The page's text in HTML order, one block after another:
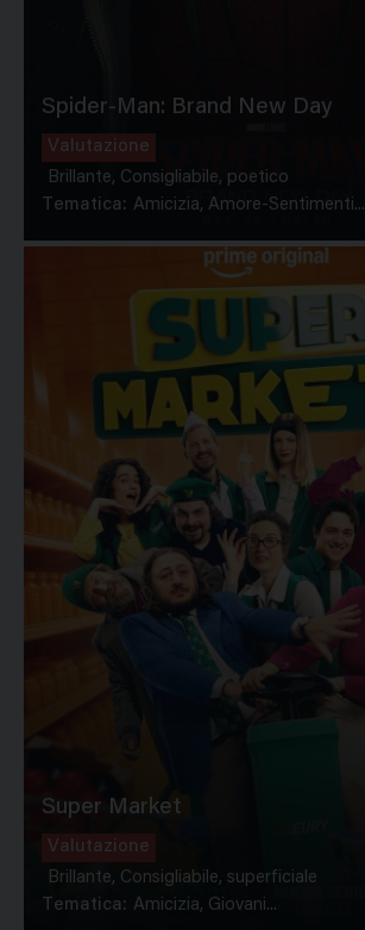
Spider-Man: Brand New Day
Valutazione
Brillante, Consigliabile, poetico
Tematica: Amicizia, Amore-Sentimenti...
Super Market
Valutazione
Brillante, Consigliabile, superficiale
Tematica: Amicizia, Giovani...